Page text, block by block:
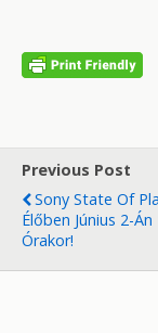
Previous Post
Sony State Of
Élőben Június 2-Án
Órakor!